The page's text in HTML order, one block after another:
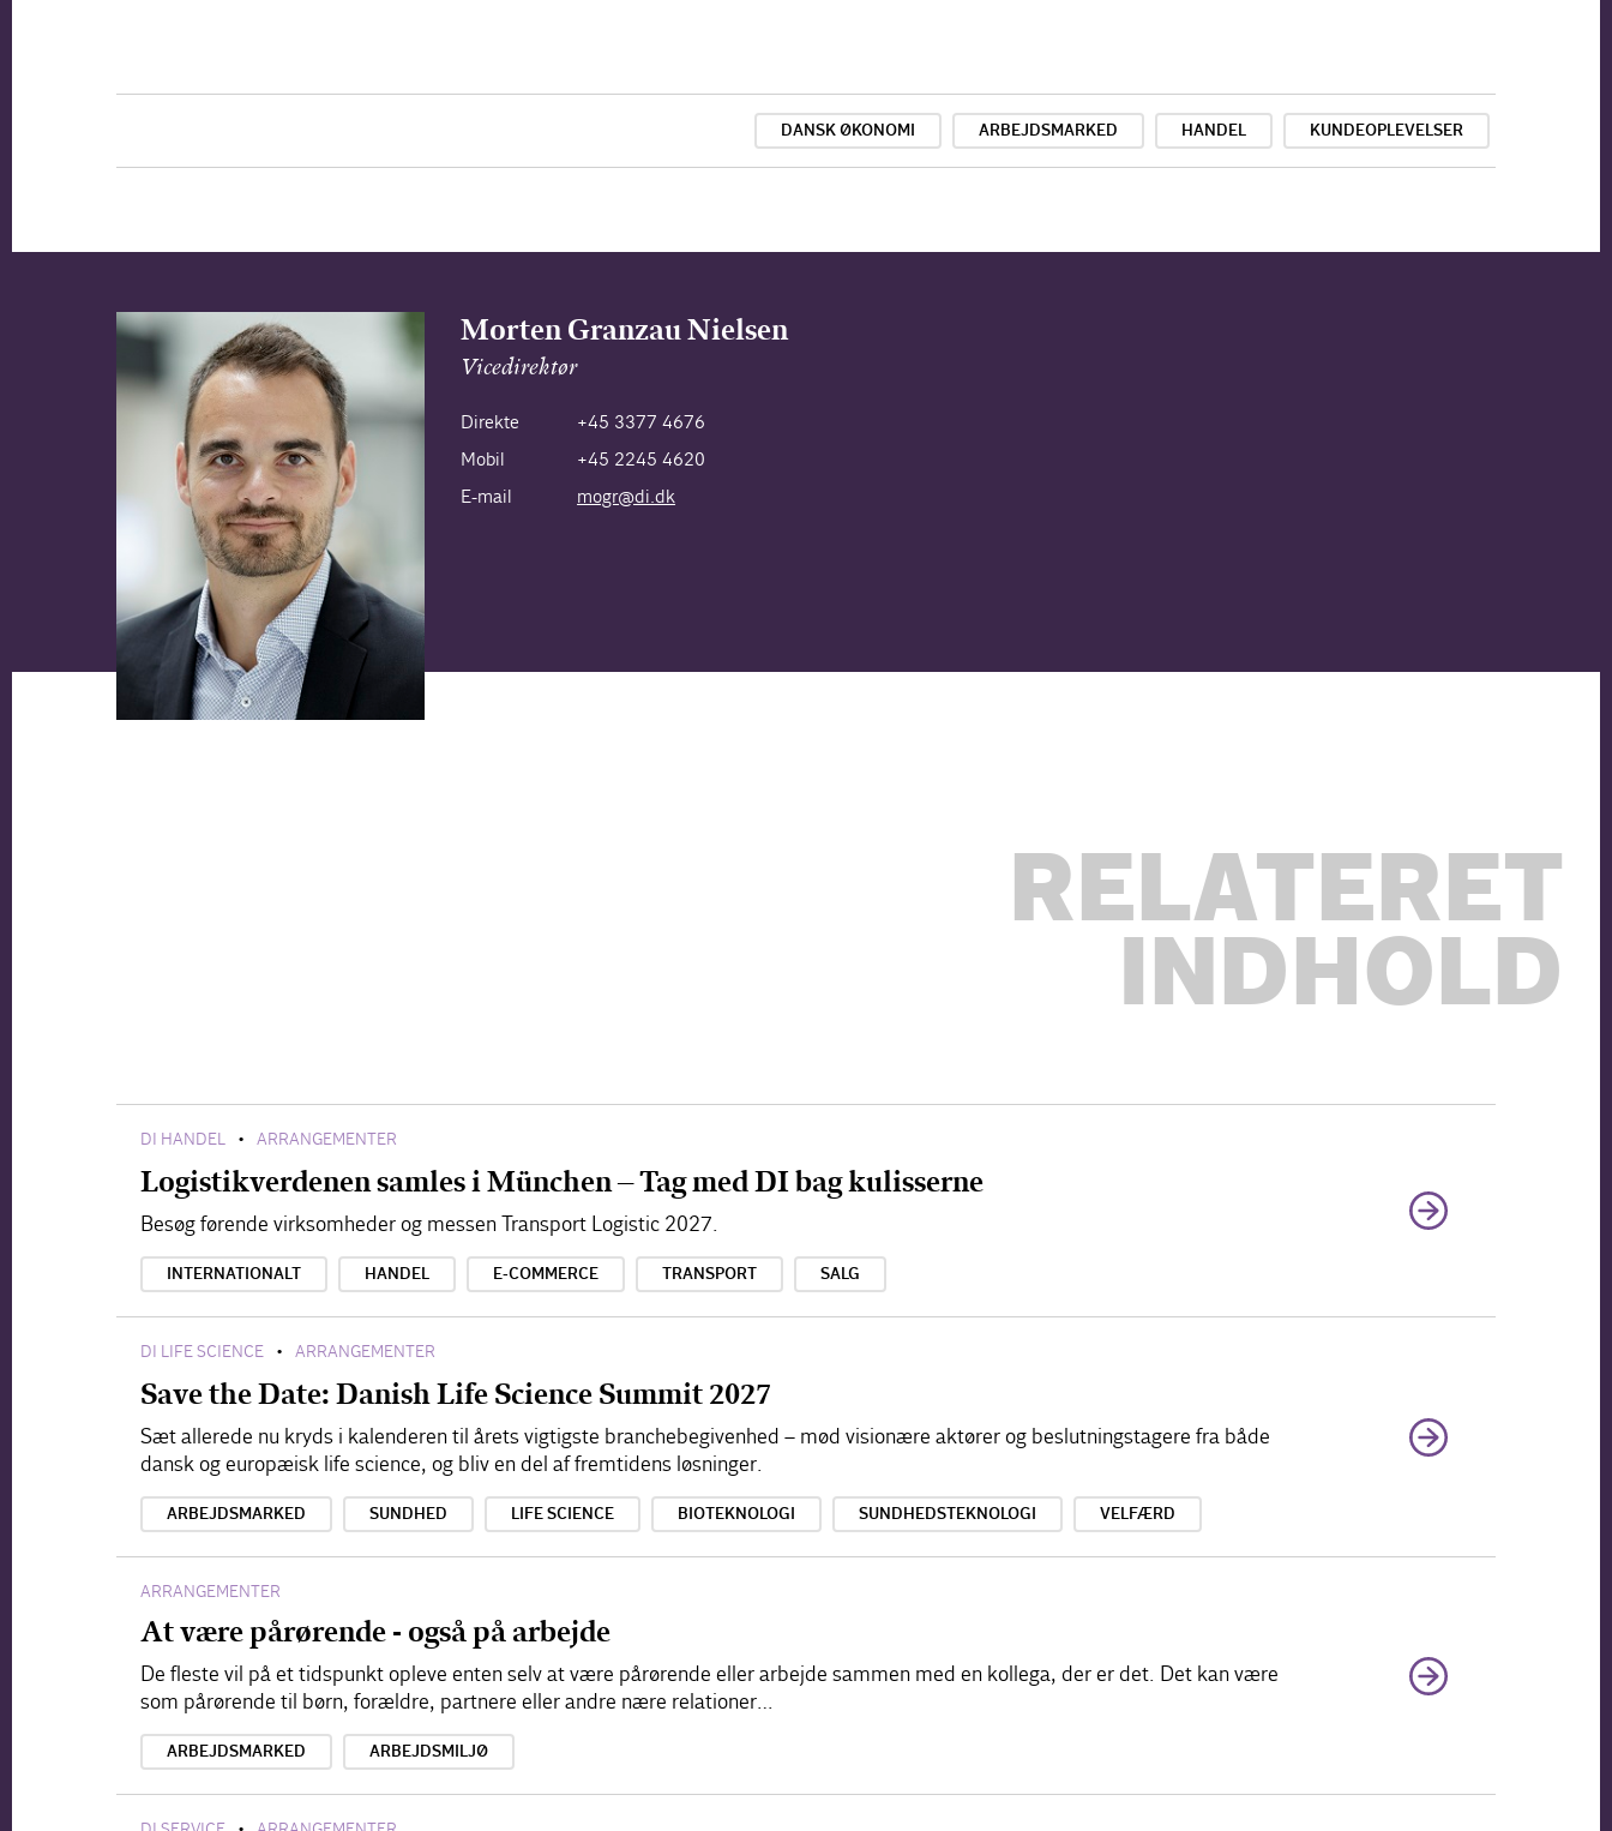
DANSK ØKONOMI ARBEJDSMARKED HANDEL KUNDEOPLEVELSER
Morten Granzau Nielsen
Vicedirektør
Direkte
+45 3377 4676
Mobil
+45 2245 4620
E-mail
mogr@di.dk
RELATERET
INDHOLD
DI HANDEL • ARRANGEMENTER
Logistikverdenen samles i München – Tag med DI bag kulisserne
Besøg førende virksomheder og messen Transport Logistic 2027.
INTERNATIONALT HANDEL E-COMMERCE TRANSPORT SALG
DI LIFE SCIENCE • ARRANGEMENTER
Save the Date: Danish Life Science Summit 2027
Sæt allerede nu kryds i kalenderen til årets vigtigste branchebegivenhed – mød visionære aktører og beslutningstagere fra både
dansk og europæisk life science, og bliv en del af fremtidens løsninger.
ARBEJDSMARKED SUNDHED LIFE SCIENCE BIOTEKNOLOGI SUNDHEDSTEKNOLOGI VELFÆRD
ARRANGEMENTER
At være pårørende - også på arbejde
De fleste vil på et tidspunkt opleve enten selv at være pårørende eller arbejde sammen med en kollega, der er det. Det kan være
som pårørende til børn, forældre, partnere eller andre nære relationer…
ARBEJDSMARKED ARBEJDSMILJØ